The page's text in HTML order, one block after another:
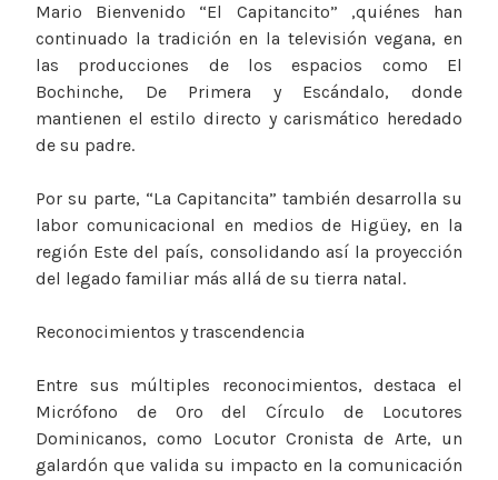
Mario Bienvenido “El Capitancito” ,quiénes han
continuado la tradición en la televisión vegana, en
las producciones de los espacios como El
Bochinche, De Primera y Escándalo, donde
mantienen el estilo directo y carismático heredado
de su padre.
Por su parte, “La Capitancita” también desarrolla su
labor comunicacional en medios de Higüey, en la
región Este del país, consolidando así la proyección
del legado familiar más allá de su tierra natal.
Reconocimientos y trascendencia
Entre sus múltiples reconocimientos, destaca el
Micrófono de Oro del Círculo de Locutores
Dominicanos, como Locutor Cronista de Arte, un
galardón que valida su impacto en la comunicación